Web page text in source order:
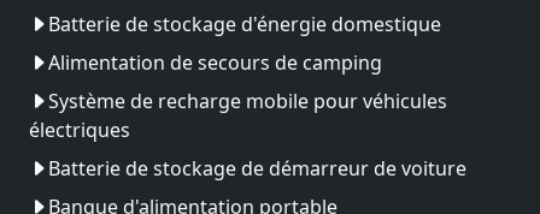
Batterie de stockage d'énergie domestique
Alimentation de secours de camping
Système de recharge mobile pour véhicules
électriques
Batterie de stockage de démarreur de voiture
Banque d'alimentation portable